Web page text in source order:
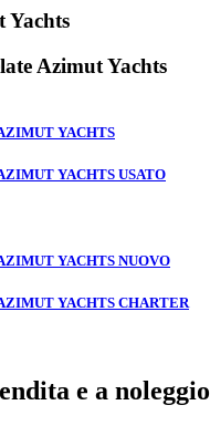
Yachts
Azimut Yachts
YACHTS
YACHTS USATO
YACHTS NUOVO
YACHTS CHARTER
e a noleggio